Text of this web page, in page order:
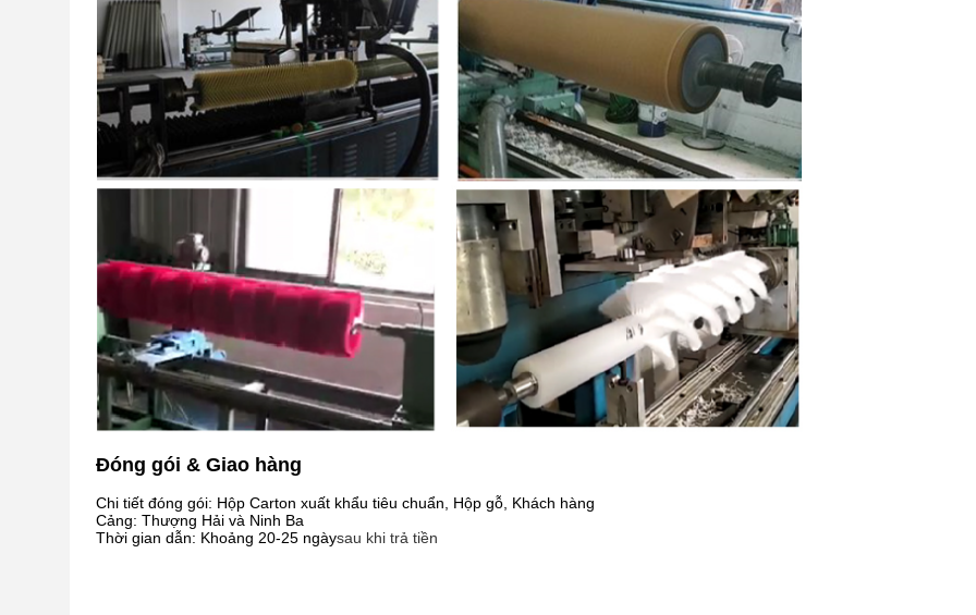
Đóng gói & Giao hàng
Chi tiết đóng gói: Hộp Carton xuất khẩu tiêu chuẩn, Hộp gỗ, Khách hàng
Cảng: Thượng Hải và Ninh Ba
Thời gian dẫn: Khoảng 20-25 ngàysau khi trả tiền